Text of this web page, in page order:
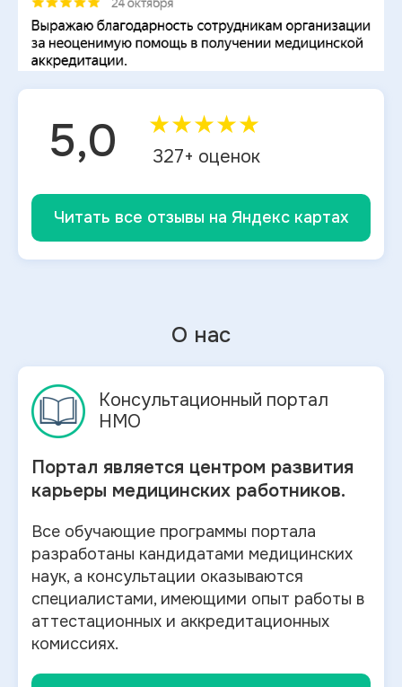
5,0 ★★★★★
327+ оценок
Читать все отзывы на Яндекс картах
О нас
Консультационный портал
НМО
Портал является центром развития
карьеры медицинских работников.
Все обучающие программы портала
разработаны кандидатами медицинских
наук, а консультации оказываются
специалистами, имеющими опыт работы в
аттестационных и аккредитационных
комиссиях.